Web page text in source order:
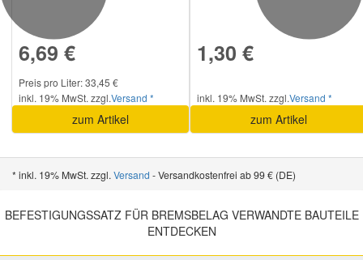
6,69 €
Preis pro Liter: 33,45 €
inkl. 19% MwSt. zzgl.Versand *
zum Artikel
1,30 €
inkl. 19% MwSt. zzgl.Versand *
zum Artikel
* inkl. 19% MwSt. zzgl. Versand - Versandkostenfrei ab 99 € (DE)
BEFESTIGUNGSSATZ FÜR BREMSBELAG VERWANDTE BAUTEILE
ENTDECKEN
Smart Ersatzteile
Suzuki Ersatzteile
Toyota Ersatzteile
Vauxhall Ersatzteile